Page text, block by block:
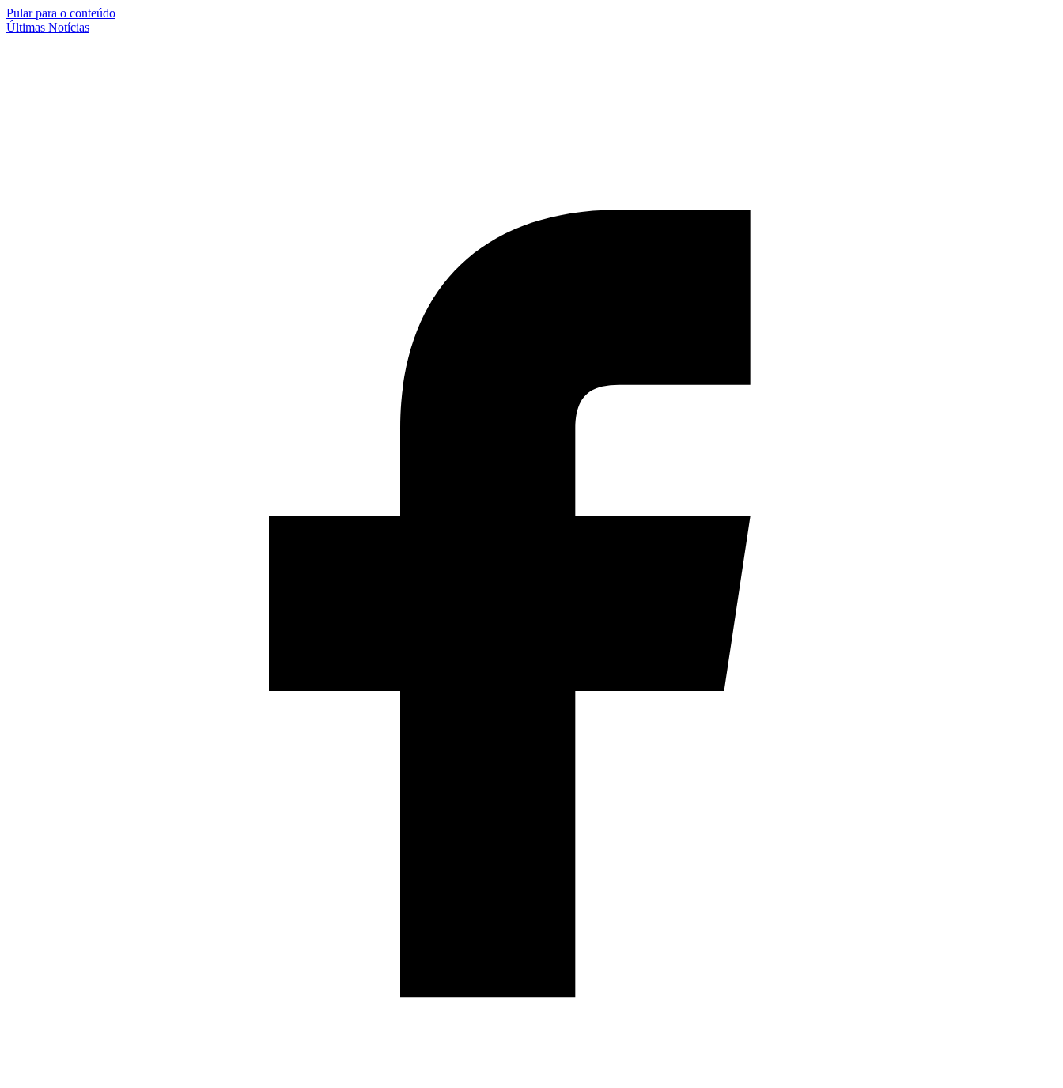
Pular para o conteúdo
Últimas Notícias